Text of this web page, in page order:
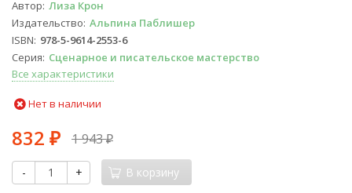
Автор Лиза Крон
Издательство Альпина Паблишер
ISBN 978-5-9614-2553-6
Серия Сценарное и писательское мастерство
Все характеристики
Нет в наличии
832 ₽ 1 943₽
- + В корзину